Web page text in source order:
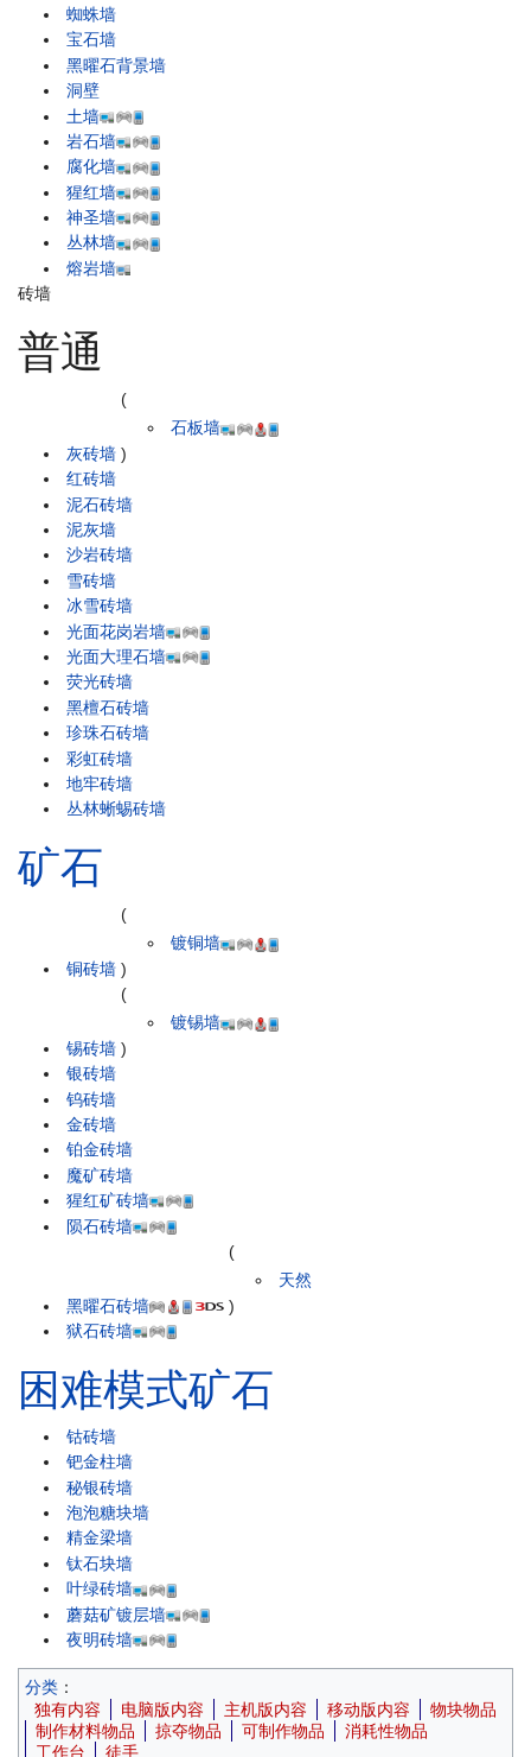
蜘蛛墙
宝石墙
黑曜石背景墙
洞壁
土墙
岩石墙
腐化墙
猩红墙
神圣墙
丛林墙
熔岩墙
砖墙
普通
灰砖墙
(
石板墙
)
红砖墙
泥石砖墙
泥灰墙
沙岩砖墙
雪砖墙
冰雪砖墙
光面花岗岩墙
光面大理石墙
荧光砖墙
黑檀石砖墙
珍珠石砖墙
彩虹砖墙
地牢砖墙
丛林蜥蜴砖墙
矿石
铜砖墙
(
镀铜墙
)
锡砖墙
(
镀锡墙
)
银砖墙
钨砖墙
金砖墙
铂金砖墙
魔矿砖墙
猩红矿砖墙
陨石砖墙
黑曜石砖墙
(
天然
)
狱石砖墙
困难模式矿石
钴砖墙
钯金柱墙
秘银砖墙
泡泡糖块墙
精金梁墙
钛石块墙
叶绿砖墙
蘑菇矿镀层墙
夜明砖墙
分类 ：
独有内容
电脑版内容 主机版内容 移动版内容
物块物品
制作材料物品
掠夺物品 可制作物品
消耗性物品
工作台
徒手